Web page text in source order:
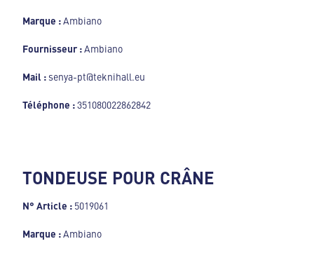
Marque :Ambiano
Fournisseur :Ambiano
Mail : senya-pt@teknihall.eu
Téléphone :351080022862842
TONDEUSE POUR CRÂNE
N° Article : 5019061
Marque :Ambiano